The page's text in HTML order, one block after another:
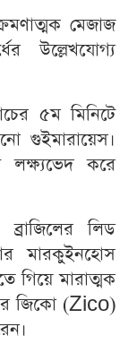
মেজাজ
উল্লেখযোগ্য
৫ম মিনিটে
গুইমারায়েস।
করে
লিড
মারকুইনহোস
গিয়ে মারাত্মক
জিকো (Zico)